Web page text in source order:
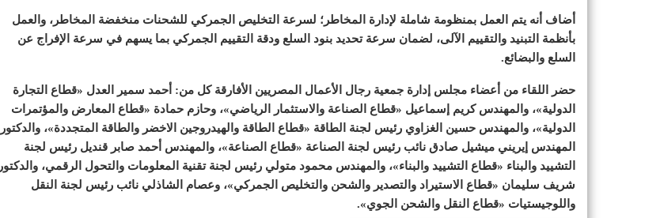
أضاف أنه يتم العمل بمنظومة شاملة لإدارة المخاطر؛ لسرعة التخليص الجمركي للشحنات منخفضة المخاطر، والعمل
بأنظمة التبنيد والتقييم الآلى، لضمان سرعة تحديد بنود السلع ودقة التقييم الجمركي بما يسهم في سرعة الإفراج عن
السلع والبضائع.
حضر اللقاء من أعضاء مجلس إدارة جمعية رجال الأعمال المصريين الأفارقة كل من: أحمد سمير العدل «قطاع التجارة
الدولية»، والمهندس كريم إسماعيل «قطاع الصناعة والاستثمار الرياضي»، وحازم حمادة «قطاع المعارض والمؤتمرات
الدولية»، والمهندس حسين الغزاوي رئيس لجنة الطاقة «قطاع الطاقة والهيدروجين الاخضر والطاقة المتجددة»، والدكتور
المهندس إيريني ميشيل صادق نائب رئيس لجنة الصناعة «قطاع الصناعة»، والمهندس أحمد صابر قنديل رئيس لجنة
التشييد والبناء «قطاع التشييد والبناء»، والمهندس محمود متولي رئيس لجنة تقنية المعلومات والتحول الرقمي، والدكتور
شريف سليمان «قطاع الاستيراد والتصدير والشحن والتخليص الجمركي»، وعصام الشاذلي نائب رئيس لجنة النقل
واللوجيستيات «قطاع النقل والشحن الجوي».